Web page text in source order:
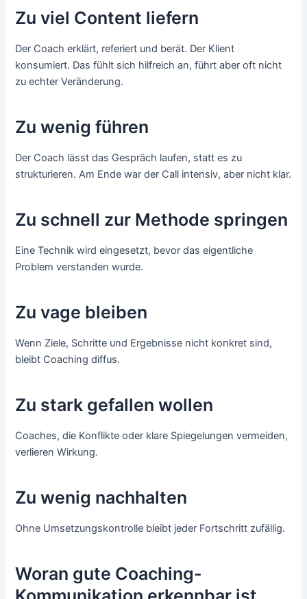
Zu viel Content liefern
Der Coach erklärt, referiert und berät. Der Klient
konsumiert. Das fühlt sich hilfreich an, führt aber oft nicht
zu echter Veränderung.
Zu wenig führen
Der Coach lässt das Gespräch laufen, statt es zu
strukturieren. Am Ende war der Call intensiv, aber nicht klar.
Zu schnell zur Methode springen
Eine Technik wird eingesetzt, bevor das eigentliche
Problem verstanden wurde.
Zu vage bleiben
Wenn Ziele, Schritte und Ergebnisse nicht konkret sind,
bleibt Coaching diffus.
Zu stark gefallen wollen
Coaches, die Konflikte oder klare Spiegelungen vermeiden,
verlieren Wirkung.
Zu wenig nachhalten
Ohne Umsetzungskontrolle bleibt jeder Fortschritt zufällig.
Woran gute Coaching-